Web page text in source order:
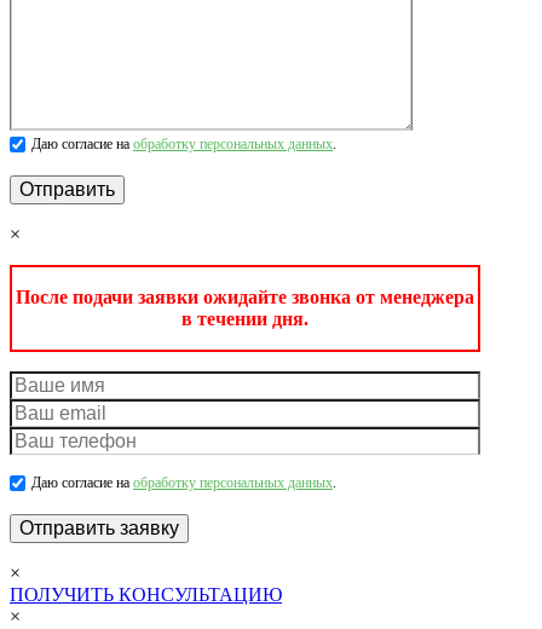
Даю согласие на обработку персональных данных.
×
После подачи заявки ожидайте звонка от менеджера
в течении дня.
Даю согласие на обработку персональных данных.
×
ПОЛУЧИТЬ КОНСУЛЬТАЦИЮ
×